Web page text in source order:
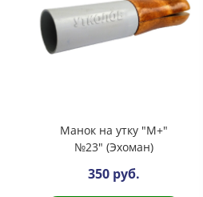
Манок на утку "М+"
№23" (Эхоман)
350 руб.